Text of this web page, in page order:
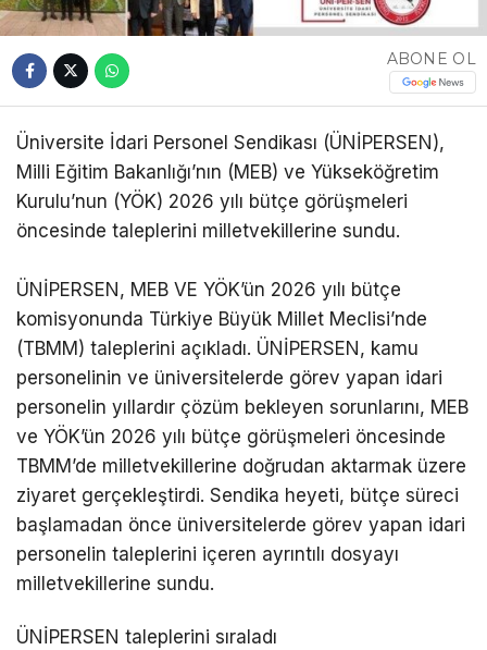
ABONE OL
Üniversite İdari Personel Sendikası (ÜNİPERSEN),
Milli Eğitim Bakanlığı’nın (MEB) ve Yükseköğretim
Kurulu’nun (YÖK) 2026 yılı bütçe görüşmeleri
öncesinde taleplerini milletvekillerine sundu.
ÜNİPERSEN, MEB VE YÖK’ün 2026 yılı bütçe
komisyonunda Türkiye Büyük Millet Meclisi’nde
(TBMM) taleplerini açıkladı. ÜNİPERSEN, kamu
personelinin ve üniversitelerde görev yapan idari
personelin yıllardır çözüm bekleyen sorunlarını, MEB
ve YÖK’ün 2026 yılı bütçe görüşmeleri öncesinde
TBMM’de milletvekillerine doğrudan aktarmak üzere
ziyaret gerçekleştirdi. Sendika heyeti, bütçe süreci
başlamadan önce üniversitelerde görev yapan idari
personelin taleplerini içeren ayrıntılı dosyayı
milletvekillerine sundu.
ÜNİPERSEN taleplerini sıraladı